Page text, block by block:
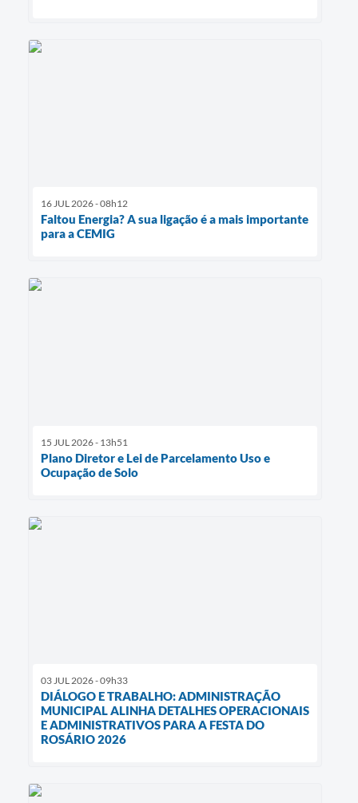
16 JUL 2026 - 08h12
Faltou Energia? A sua ligação é a mais importante
para a CEMIG
15 JUL 2026 - 13h51
Plano Diretor e Lei de Parcelamento Uso e
Ocupação de Solo
03 JUL 2026 - 09h33
DIÁLOGO E TRABALHO: ADMINISTRAÇÃO
MUNICIPAL ALINHA DETALHES OPERACIONAIS
E ADMINISTRATIVOS PARA A FESTA DO
ROSÁRIO 2026